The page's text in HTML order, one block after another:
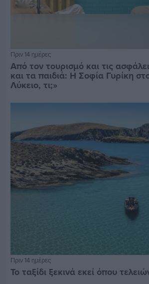
Πριν 14 ημέρες
Από τον τουρισμό και τις
και τα παιδιά: Η Σοφία Γυρίκη
Λύκειο, τι;»
Πριν 14 ημέρες
Το ταξίδι ξεκινά εκεί όπου